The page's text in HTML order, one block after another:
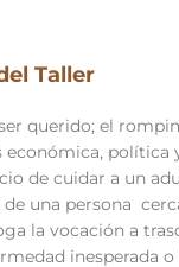
Taller
querido; el
económica, política
de cuidar a un
una persona
la vocación a
inesperada o